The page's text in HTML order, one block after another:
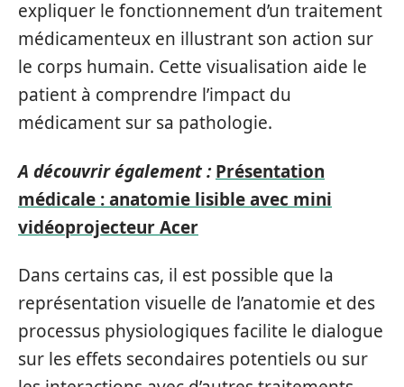
expliquer le fonctionnement d’un traitement
médicamenteux en illustrant son action sur
le corps humain. Cette visualisation aide le
patient à comprendre l’impact du
médicament sur sa pathologie.
A découvrir également : Présentation
médicale : anatomie lisible avec mini
vidéoprojecteur Acer
Dans certains cas, il est possible que la
représentation visuelle de l’anatomie et des
processus physiologiques facilite le dialogue
sur les effets secondaires potentiels ou sur